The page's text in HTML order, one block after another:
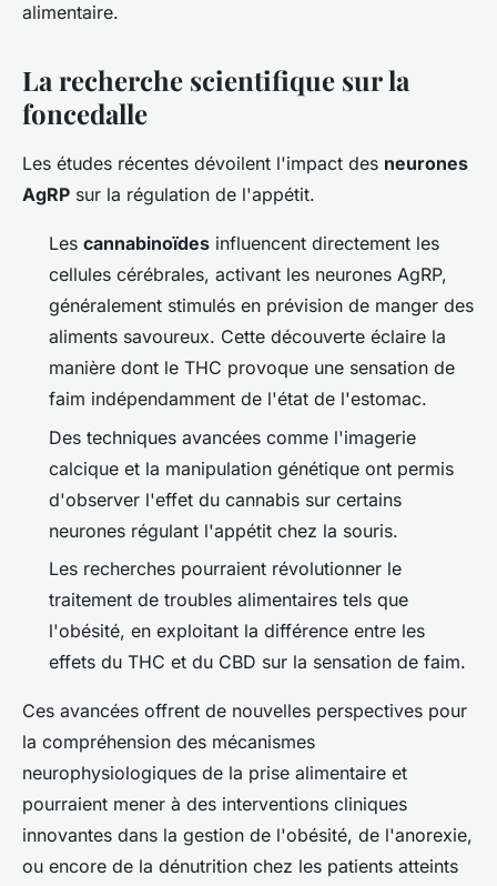
alimentaire.
La recherche scientifique sur la
foncedalle
Les études récentes dévoilent l'impact des neurones
AgRP sur la régulation de l'appétit.
Les cannabinoïdes influencent directement les
cellules cérébrales, activant les neurones AgRP,
généralement stimulés en prévision de manger des
aliments savoureux. Cette découverte éclaire la
manière dont le THC provoque une sensation de
faim indépendamment de l'état de l'estomac.
Des techniques avancées comme l'imagerie
calcique et la manipulation génétique ont permis
d'observer l'effet du cannabis sur certains
neurones régulant l'appétit chez la souris.
Les recherches pourraient révolutionner le
traitement de troubles alimentaires tels que
l'obésité, en exploitant la différence entre les
effets du THC et du CBD sur la sensation de faim.
Ces avancées offrent de nouvelles perspectives pour
la compréhension des mécanismes
neurophysiologiques de la prise alimentaire et
pourraient mener à des interventions cliniques
innovantes dans la gestion de l'obésité, de l'anorexie,
ou encore de la dénutrition chez les patients atteints